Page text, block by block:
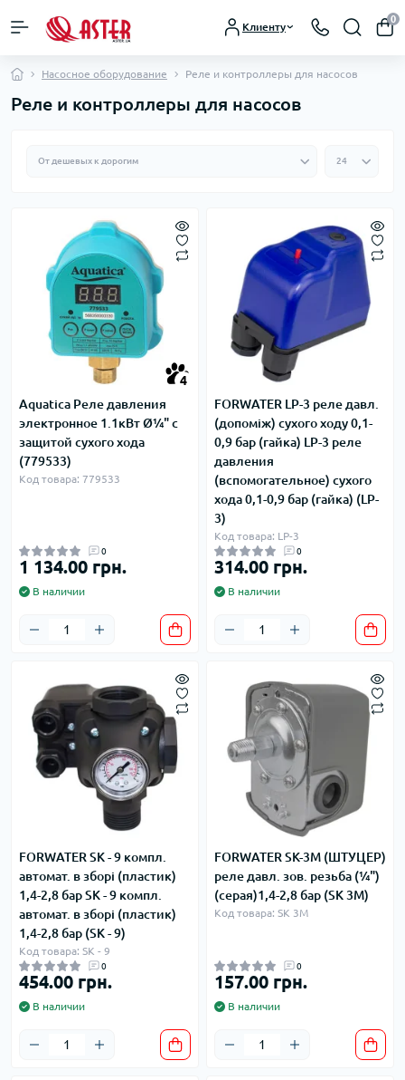
Клиенту
0
Насосное оборудование Реле и контроллеры для насосов
Реле и контроллеры для насосов
4
Aquatica Реле давления
электронное 1.1кВт Ø¼" с
защитой сухого хода
(779533)
Код товара: 779533
0
1 134.00 грн.
В наличии
FORWATER LP-3 реле давл.
(допоміж) сухого ходу 0,1-
0,9 бар (гайка) LP-3 реле
давления
(вспомогательное) сухого
хода 0,1-0,9 бар (гайка) (LP-
3)
Код товара: LP-3
0
314.00 грн.
В наличии
FORWATER SK - 9 компл.
автомат. в зборі (пластик)
1,4-2,8 бар SK - 9 компл.
автомат. в зборі (пластик)
1,4-2,8 бар (SK - 9)
Код товара: SK - 9
0
454.00 грн.
В наличии
FORWATER SK-3М (ШТУЦЕР)
реле давл. зов. резьба (¼")
(серая)1,4-2,8 бар (SK 3М)
Код товара: SK 3М
0
157.00 грн.
В наличии